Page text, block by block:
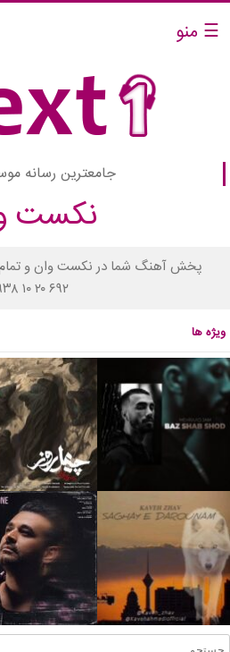
☰ منو
جامعترین رسانه
نکست
پخش آهنگ شما در نکست وان و
۰۹۳۸ ۱۰ ۲۰
ویژه ها